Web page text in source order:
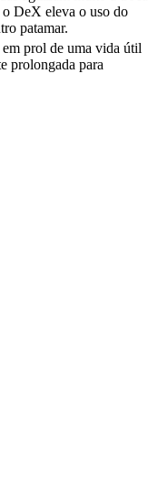
o DeX eleva o uso do
patamar.
prol de uma vida útil
prolongada para